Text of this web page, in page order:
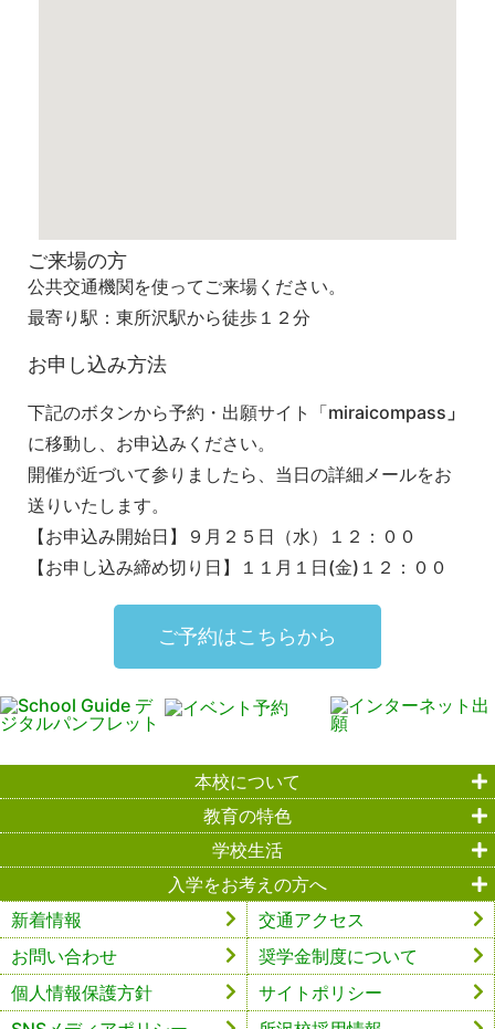
ご来場の方
公共交通機関を使ってご来場ください。
最寄り駅：東所沢駅から徒歩１２分
お申し込み方法
下記のボタンから予約・出願サイト「miraicompass 」
に移動し、お申込みください。
開催が近づいて参りましたら、当日の詳細メールをお
送りいたします。
【お申込み開始日】９月２５日（水）１２：００
【お申し込み締め切り日】１１月１日(金)１２：００
ご予約はこちらから
本校について
教育の特色
学校生活
入学をお考えの方へ
新着情報
交通アクセス
お問い合わせ
奨学金制度について
個人情報保護方針
サイトポリシー